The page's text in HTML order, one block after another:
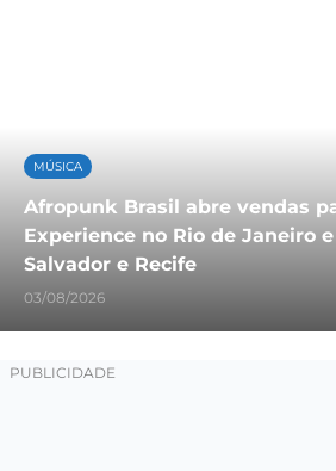
MÚSICA
Afropunk Brasil abre vendas
Experience no Rio de Janeiro
Salvador e Recife
03/08/2026